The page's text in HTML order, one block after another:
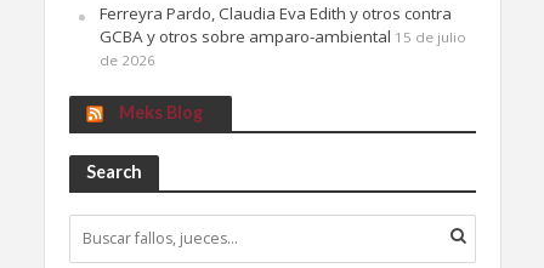
Ferreyra Pardo, Claudia Eva Edith y otros contra
GCBA y otros sobre amparo-ambiental 15 de julio
de 2026
Meks Blog
Search